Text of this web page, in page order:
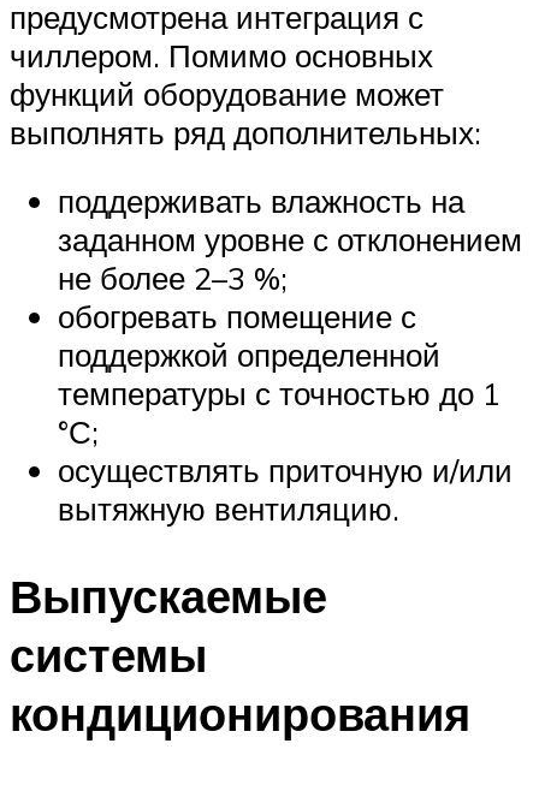
предусмотрена интеграция с
чиллером. Помимо основных
функций оборудование может
выполнять ряд дополнительных:
поддерживать влажность на
заданном уровне с отклонением
не более 2–3 %;
обогревать помещение с
поддержкой определенной
температуры с точностью до 1
°С;
осуществлять приточную и/или
вытяжную вентиляцию.
Выпускаемые
системы
кондиционирования